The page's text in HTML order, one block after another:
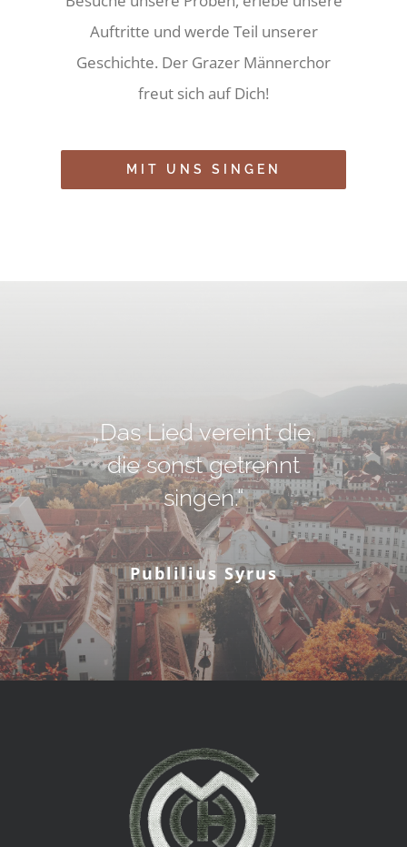
Auftritte und werde Teil unserer
Geschichte. Der Grazer Männerchor
freut sich auf Dich!
MIT UNS SINGEN
„Das Lied vereint die,
die sonst getrennt
singen.“
Publilius Syrus